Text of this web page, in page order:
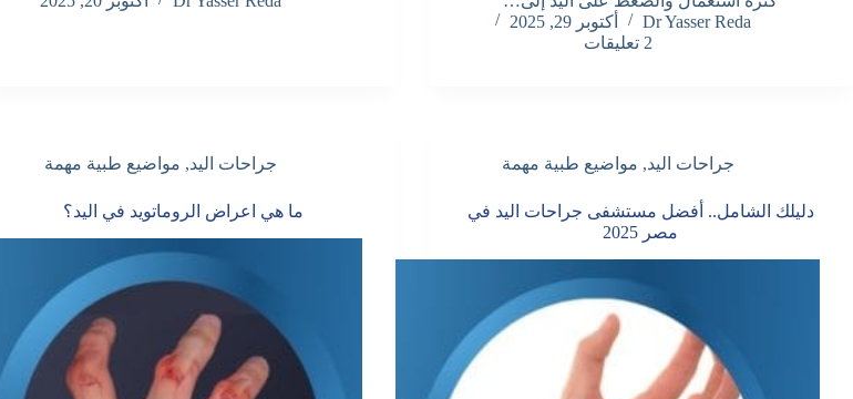
Dr Yasser Reda
أكتوبر 29, 2025
2 تعليقات
جراحات اليد, مواضيع طبية مهمة
دليلك الشامل.. أفضل مستشفى جراحات اليد في
مصر 2025
جراحات اليد, مواضيع طبية مهمة
ما هي اعراض الروماتويد في اليد؟